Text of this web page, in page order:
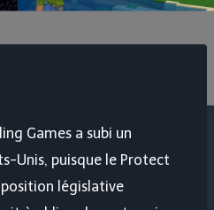
Games a subi un
Unis, puisque le Protect
législative